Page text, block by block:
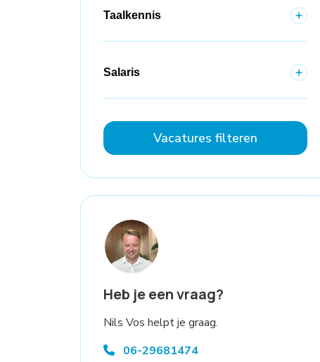
Taalkennis
Salaris
Vacatures filteren
Heb je een vraag?
Nils Vos helpt je graag.
06-29681474